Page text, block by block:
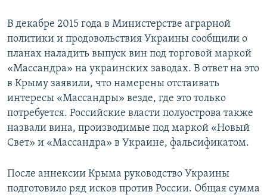
В декабре 2015 года в Министерстве аграрной
политики и продовольствия Украины сообщили о
планах наладить выпуск вин под торговой маркой
«Массандра» на украинских заводах. В ответ на это
в Крыму заявили, что намерены отстаивать
интересы «Массандры» везде, где это только
потребуется. Российские власти полуострова также
назвали вина, производимые под маркой «Новый
Свет» и «Массандра» в Украине, фальсификатом.
После аннексии Крыма руководство Украины
подготовило ряд исков против России. Общая сумма